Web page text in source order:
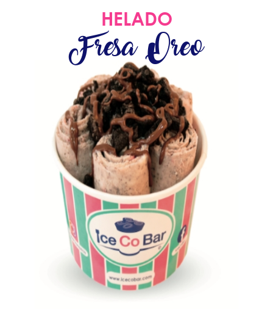
HELADO
Fresa Oreo